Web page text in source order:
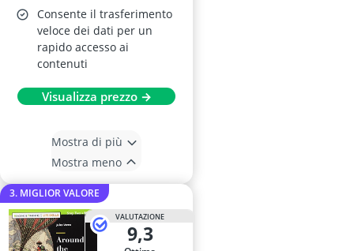
Consente il trasferimento
veloce dei dati per un
rapido accesso ai
contenuti
Visualizza prezzo →
Mostra di più
Mostra meno
3. MIGLIOR VALORE
VALUTAZIONE
9,3